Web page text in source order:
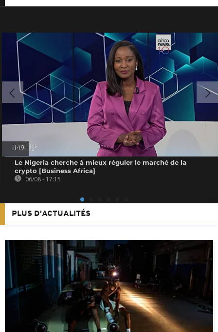
11:19
Le Nigeria cherche à mieux réguler le marché de la
crypto [Business Africa]
06/08 - 17:15
PLUS D'ACTUALITÉS